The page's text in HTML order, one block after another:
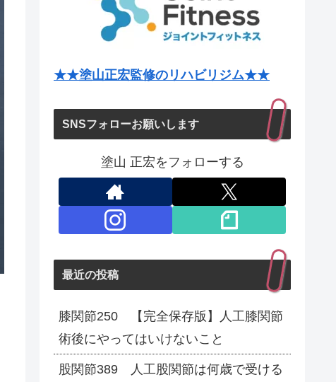
★★塗山正宏監修のリハビリジム★★
SNSフォローお願いします
塗山 正宏をフォローする
最近の投稿
膝関節250 【完全保存版】人工膝関節
術後にやってはいけないこと
股関節389 人工股関節は何歳で受ける